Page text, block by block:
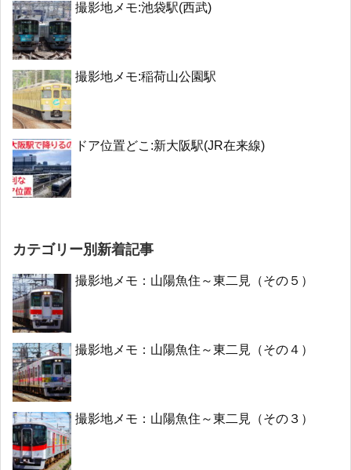
撮影地メモ:池袋駅(西武)
撮影地メモ:稲荷山公園駅
ドア位置どこ:新大阪駅(JR在来線)
カテゴリー別新着記事
撮影地メモ：山陽魚住～東二見（その５）
撮影地メモ：山陽魚住～東二見（その４）
撮影地メモ：山陽魚住～東二見（その３）